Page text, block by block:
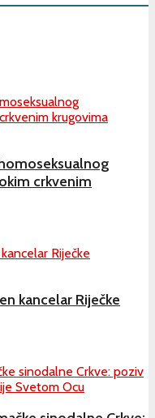
crkvenim
kancelar Riječke